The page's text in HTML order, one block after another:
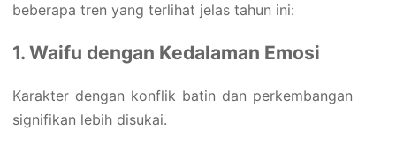
beberapa tren yang terlihat jelas tahun ini:
1. Waifu dengan Kedalaman Emosi
Karakter dengan konflik batin dan perkembangan
signifikan lebih disukai.